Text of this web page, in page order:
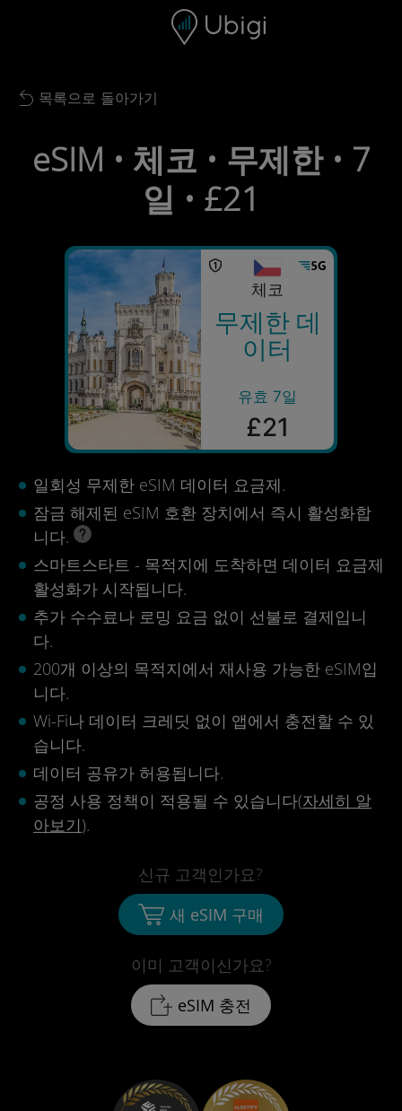
내비게이션 바 하단
Back to list
목록으로 돌아가기
eSIM • 체코 • 무제한 • 7
일 • £21
체코
무제한 데
이터
유효 7일
£21
일회성 무제한 eSIM 데이터 요금제.
잠금 해제된 eSIM 호환 장치에서 즉시 활성화합
니다.
스마트스타트 - 목적지에 도착하면 데이터 요금제
활성화가 시작됩니다.
추가 수수료나 로밍 요금 없이 선불로 결제입니
다.
200개 이상의 목적지에서 재사용 가능한 eSIM입
니다.
Wi-Fi나 데이터 크레딧 없이 앱에서 충전할 수 있
습니다.
데이터 공유가 허용됩니다.
공정 사용 정책이 적용될 수 있습니다(자세히 알
아보기).
이미 고객이신가요?
eSIM 충전
신규 고객인가요?
새 eSIM 구매